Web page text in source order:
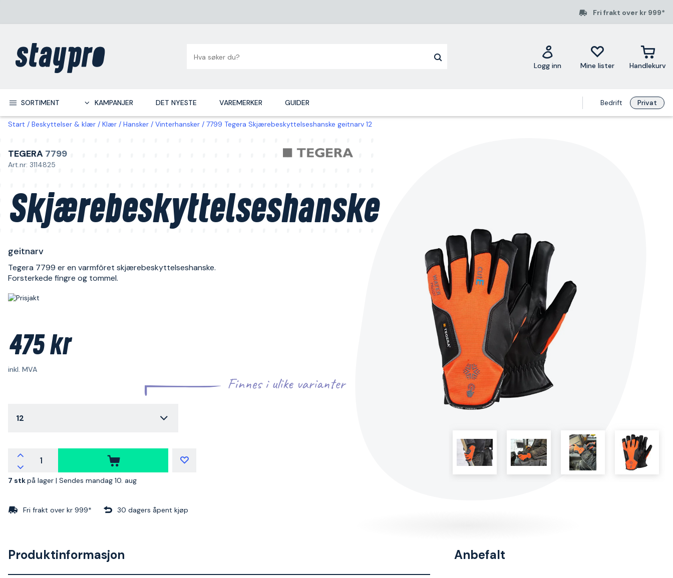
Fri frakt over kr 999*
Logg inn Mine lister Handlekurv
SORTIMENT KAMPANJER DET NYESTE VAREMERKER GUIDER Bedrift Privat
Start Beskyttelser & klær Klær Hansker Vinterhansker 7799 Tegera Skjærebeskyttelseshanske geitnarv 12
TEGERA 7799
Art.nr: 3114825
Skjærebeskyttelseshanske
geitnarv
Tegera 7799 er en varmfôret skjærebeskyttelseshanske.
Forsterkede fingre og tommel.
475 kr
inkl. MVA
Finnes i ulike varianter
12
7 stkpå lager | Sendes mandag 10. aug
Fri frakt over kr 999* 30 dagers åpent kjøp
Produktinformasjon Anbefalt